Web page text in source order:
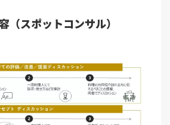
（スポットコンサル）